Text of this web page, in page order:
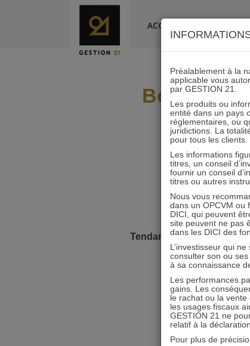
ACCUEIL
Bourse :
Tendance favorable– Les
Préalablement à la
applicable vous
par GESTION 21.
Les produits ou
entité dans un pays
réglementaires, ou
juridictions. La
pour tous les clients.
Les informations
titres, un conseil
fournir un conseil
titres ou autres
Nous vous
dans un OPCVM ou
DICI, qui peuvent
site peuvent ne pas
dans les DICI des
L’investisseur qui
consulter son ou
à sa connaissance
Les performances
gains. Les
le rachat ou la vente
les usages fiscaux
GESTION 21 ne
relatif à la
Pour plus de